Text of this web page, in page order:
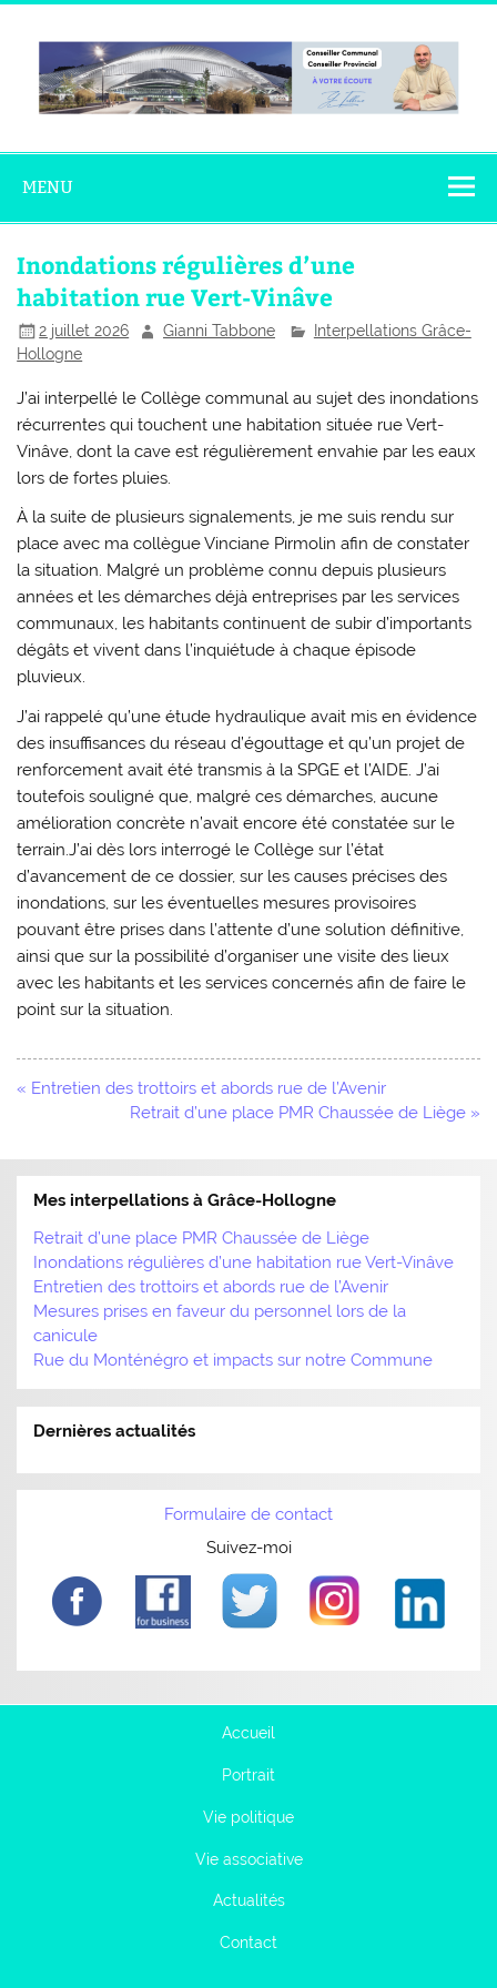
Skip
content
Tabbone
MENU
Inondations régulières d’une
habitation rue Vert-Vinâve
2 juillet 2026 Gianni Tabbone
Interpellations Grâce-
Hollogne
J’ai interpellé le Collège communal au sujet des inondations
récurrentes qui touchent une habitation située rue Vert-
Vinâve, dont la cave est régulièrement envahie par les eaux
lors de fortes pluies.
À la suite de plusieurs signalements, je me suis rendu sur
place avec ma collègue Vinciane Pirmolin afin de constater
la situation. Malgré un problème connu depuis plusieurs
années et les démarches déjà entreprises par les services
communaux, les habitants continuent de subir d’importants
dégâts et vivent dans l’inquiétude à chaque épisode
pluvieux.
J’ai rappelé qu’une étude hydraulique avait mis en évidence
des insuffisances du réseau d’égouttage et qu’un projet de
renforcement avait été transmis à la SPGE et l’AIDE. J’ai
toutefois souligné que, malgré ces démarches, aucune
amélioration concrète n’avait encore été constatée sur le
terrain.J’ai dès lors interrogé le Collège sur l’état
d’avancement de ce dossier, sur les causes précises des
inondations, sur les éventuelles mesures provisoires
pouvant être prises dans l’attente d’une solution définitive,
ainsi que sur la possibilité d’organiser une visite des lieux
avec les habitants et les services concernés afin de faire le
point sur la situation.
Navigation
« Entretien des trottoirs et abords rue de l’Avenir
Retrait d’une place PMR Chaussée de Liège »
Mes interpellations à Grâce-Hollogne
Retrait d’une place PMR Chaussée de Liège
Inondations régulières d’une habitation rue Vert-Vinâve
Entretien des trottoirs et abords rue de l’Avenir
Mesures prises en faveur du personnel lors de la
canicule
Rue du Monténégro et impacts sur notre Commune
Dernières actualités
Formulaire de contact
Suivez-moi
Accueil
Portrait
Vie politique
Vie associative
Actualités
Contact